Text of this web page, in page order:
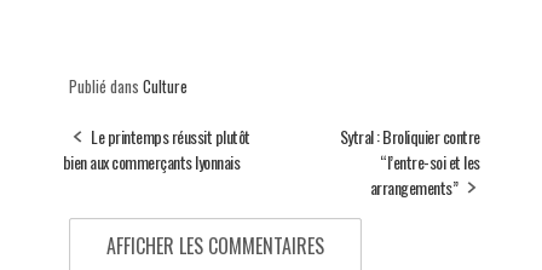
Publié dans Culture
Le printemps réussit plutôt
bien aux commerçants lyonnais
Sytral : Broliquier contre
“l’entre-soi et les
arrangements”
AFFICHER LES COMMENTAIRES